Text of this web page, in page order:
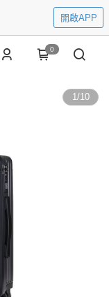
開啟APP
0
1/10